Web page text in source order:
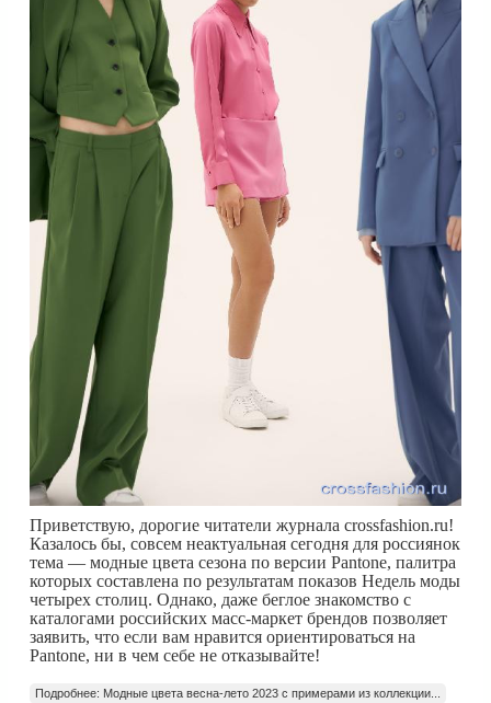
Приветствую, дорогие читатели журнала crossfashion.ru!
Казалось бы, совсем неактуальная сегодня для россиянок
тема — модные цвета сезона по версии Pantone, палитра
которых составлена по результатам показов Недель моды
четырех столиц. Однако, даже беглое знакомство с
каталогами российских масс-маркет брендов позволяет
заявить, что если вам нравится ориентироваться на
Pantone, ни в чем себе не отказывайте!
Подробнее: Модные цвета весна-лето 2023 с примерами из коллекции...